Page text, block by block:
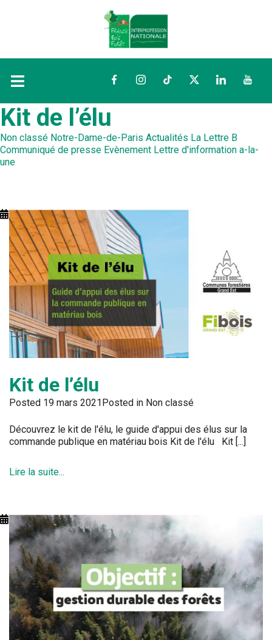
FacebookInstagramTikTokTwitterLinkedIn
Kit de l’élu
Non classé Notre-Dame-de-Paris Actualités La Lettre B
Communiqué de presse Evènement Lettre d'information a-la-
une
Kit de l’élu
Posted 19 mars 2021Posted in Non classé
Découvrez le kit de l'élu, le guide d'appui des élus sur la
commande publique en matériau bois Kit de l'élu Kit [...]
Lire la suite...